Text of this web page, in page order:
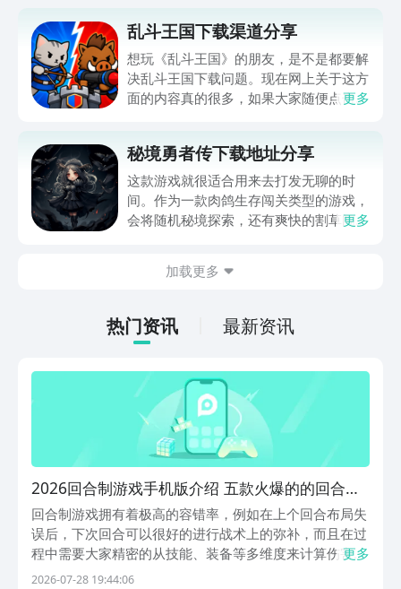
乱斗王国下载渠道分享
想玩《乱斗王国》的朋友，是不是都要解
决乱斗王国下载问题。现在网上关于这方
面的内容真的很多，如果大家随便点击陌
app进行下载会更加方便，九游是手游福
利最多的游戏平台，在这里不仅能够看到
游戏资源，还能及时查看后续的消息、活
动内容等相关信息。
更多
秘境勇者传下载地址分享
这款游戏就很适合用来去打发无聊的时
间。作为一款肉鸽生存闯关类型的游戏，
会将随机秘境探索，还有爽快的割草闯关
接就可以下载。游戏的上手门槛还是比较
打发无聊的时间，可玩性真的比较高。
更多
加载更多
热门资讯 最新资讯
2026回合制游戏手机版介绍 五款火爆的的回合制
手游有哪几款
回合制游戏拥有着极高的容错率，例如在上个回合布局失
误后，下次回合可以很好的进行战术上的弥补，而且在过
程中需要大家精密的从技能、装备等多维度来计算伤害。
2026回合制手游盘点 。接下来即将登场的游戏都彰显了
更多
2026-07-28 19:44:06